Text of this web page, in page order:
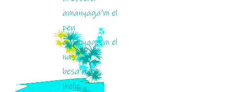
amanyaga’m el
peu
amanyaga’m el
nas
besa’m el
melic